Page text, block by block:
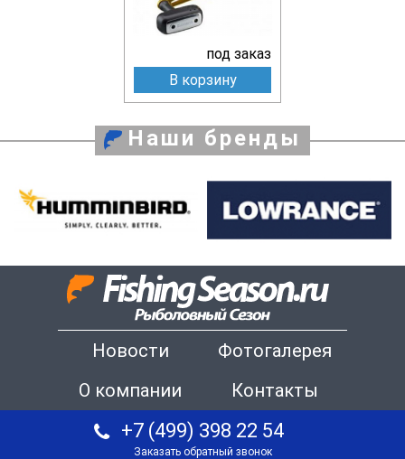
под заказ
В корзину
Наши бренды
Новости
Фотогалерея
О компании
Контакты
+7 (499) 398 22 54
Заказать обратный звонок